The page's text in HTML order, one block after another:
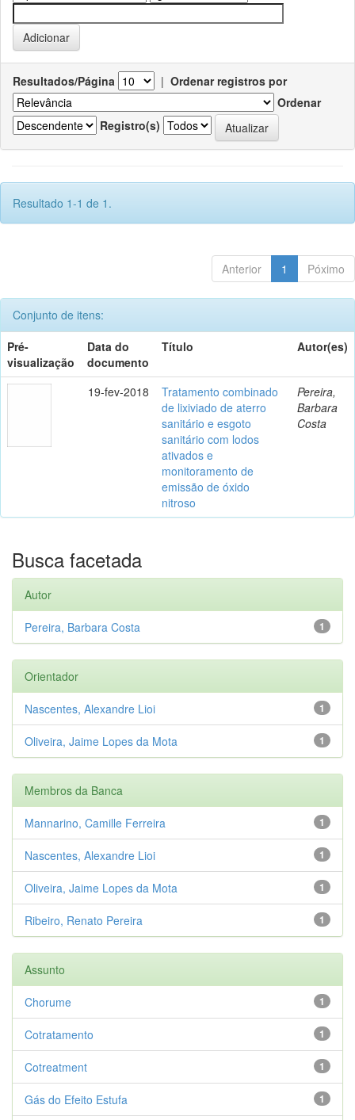
Resultados/Página | Ordenar registros por
Ordenar
Registro(s)
Resultado 1-1 de 1.
Anterior 1 Póximo
Conjunto de itens:
Pré-
visualização
Data do
documento
Título Autor(es)
19-fev-2018
Tratamento combinado
de lixiviado de aterro
sanitário e esgoto
sanitário com lodos
ativados e
monitoramento de
emissão de óxido
nitroso
Pereira,
Barbara
Costa
Busca facetada
Autor
1
Pereira, Barbara Costa
Orientador
1
Nascentes, Alexandre Lioi
1
Oliveira, Jaime Lopes da Mota
Membros da Banca
1
Mannarino, Camille Ferreira
1
Nascentes, Alexandre Lioi
1
Oliveira, Jaime Lopes da Mota
1
Ribeiro, Renato Pereira
Assunto
1
Chorume
1
Cotratamento
1
Cotreatment
1
Gás do Efeito Estufa